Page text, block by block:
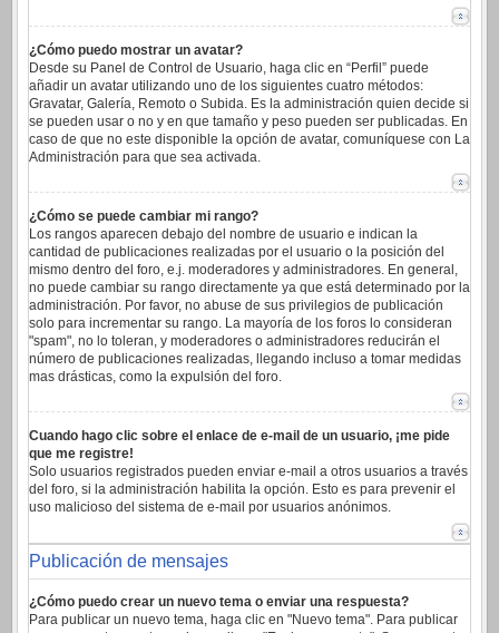
¿Cómo puedo mostrar un avatar?
Desde su Panel de Control de Usuario, haga clic en “Perfil” puede
añadir un avatar utilizando uno de los siguientes cuatro métodos:
Gravatar, Galería, Remoto o Subida. Es la administración quien decide si
se pueden usar o no y en que tamaño y peso pueden ser publicadas. En
caso de que no este disponible la opción de avatar, comuníquese con La
Administración para que sea activada.
¿Cómo se puede cambiar mi rango?
Los rangos aparecen debajo del nombre de usuario e indican la
cantidad de publicaciones realizadas por el usuario o la posición del
mismo dentro del foro, e.j. moderadores y administradores. En general,
no puede cambiar su rango directamente ya que está determinado por la
administración. Por favor, no abuse de sus privilegios de publicación
solo para incrementar su rango. La mayoría de los foros lo consideran
"spam", no lo toleran, y moderadores o administradores reducirán el
número de publicaciones realizadas, llegando incluso a tomar medidas
mas drásticas, como la expulsión del foro.
Cuando hago clic sobre el enlace de e-mail de un usuario, ¡me pide
que me registre!
Solo usuarios registrados pueden enviar e-mail a otros usuarios a través
del foro, si la administración habilita la opción. Esto es para prevenir el
uso malicioso del sistema de e-mail por usuarios anónimos.
Publicación de mensajes
¿Cómo puedo crear un nuevo tema o enviar una respuesta?
Para publicar un nuevo tema, haga clic en "Nuevo tema". Para publicar